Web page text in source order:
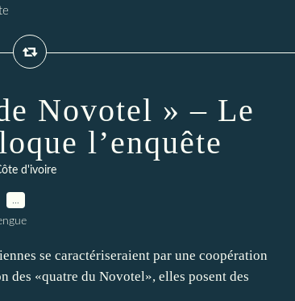
Novotel » – Le
l’enquête
d'ivoire
se caractériseraient par une coopération
des «quatre du Novotel», elles posent des